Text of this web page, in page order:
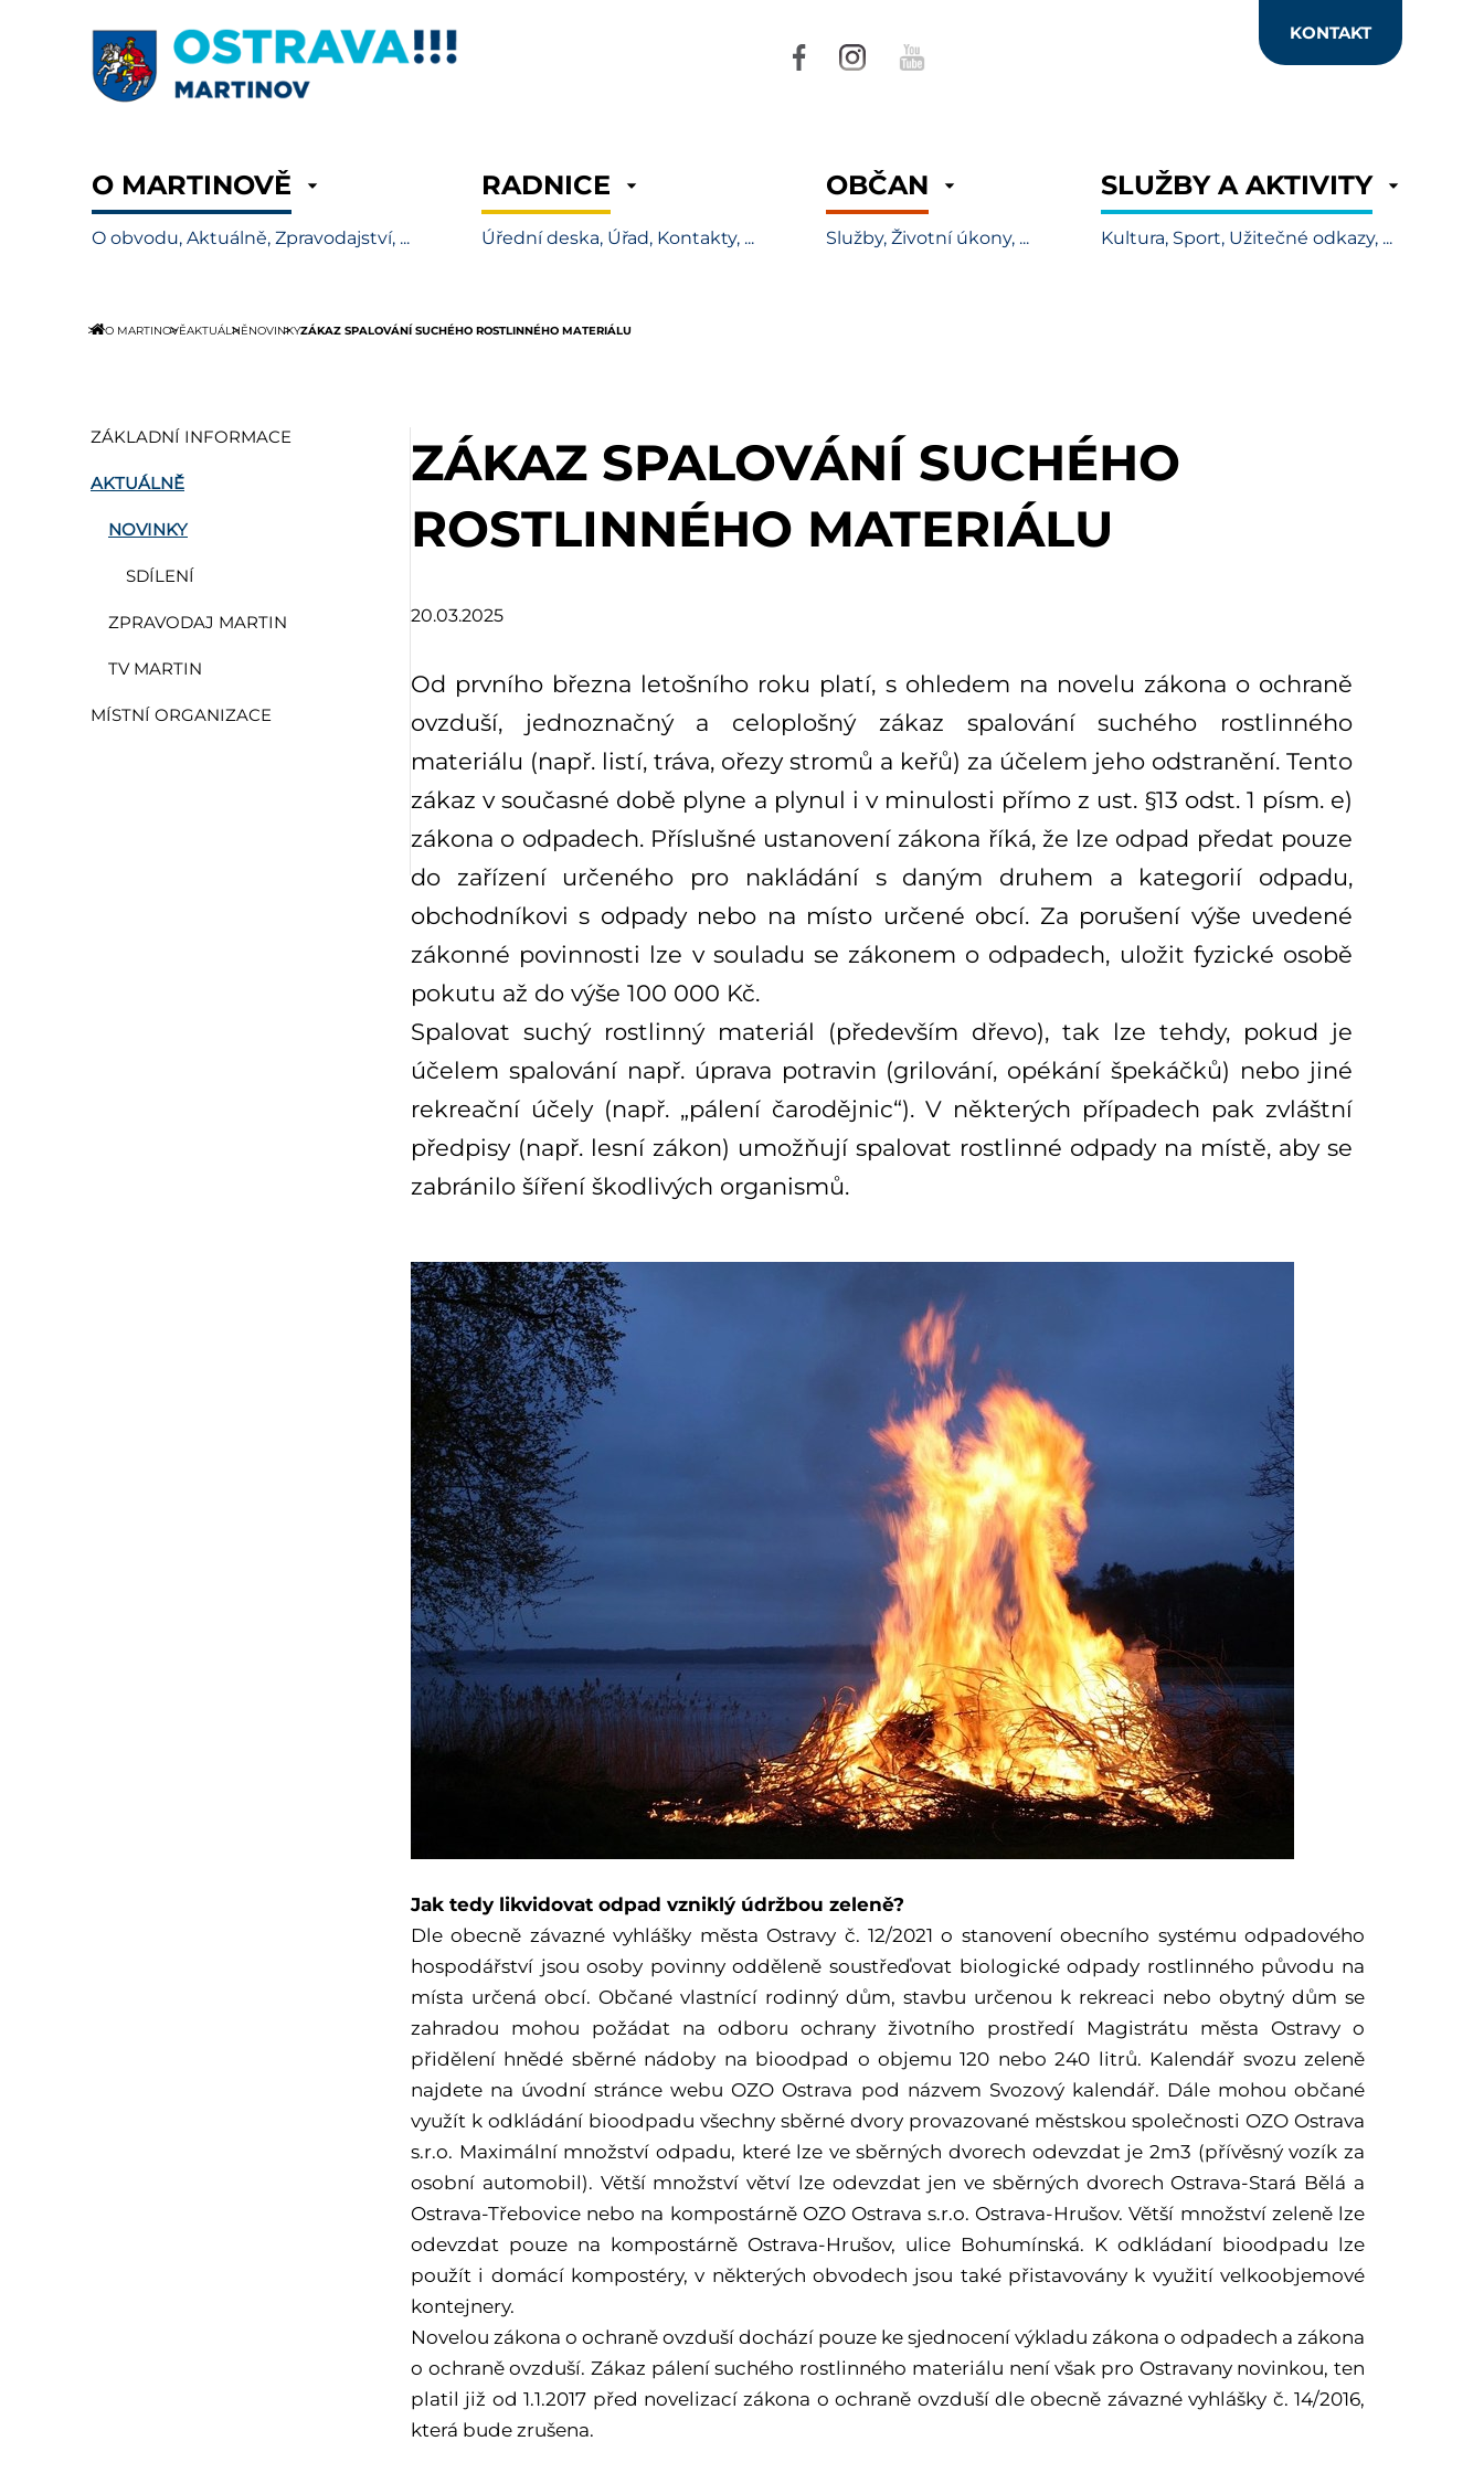
KONTAKT
O MARTINOVĚ
O obvodu, Aktuálně, Zpravodajství, ...
RADNICE
Úřední deska, Úřad, Kontakty, ...
OBČAN
Služby, Životní úkony, ...
SLUŽBY A AKTIVITY
Kultura, Sport, Užitečné odkazy, ...
O MARTINOVĚAKTUÁLNĚNOVINKYZÁKAZ SPALOVÁNÍ SUCHÉHO ROSTLINNÉHO MATERIÁLU
ZÁKLADNÍ INFORMACE
AKTUÁLNĚ
NOVINKY
SDÍLENÍ
ZPRAVODAJ MARTIN
TV MARTIN
MÍSTNÍ ORGANIZACE
ZÁKAZ SPALOVÁNÍ SUCHÉHO
ROSTLINNÉHO MATERIÁLU
20.03.2025
Od prvního března letošního roku platí, s ohledem na novelu zákona o ochraně
ovzduší, jednoznačný a celoplošný zákaz spalování suchého rostlinného
materiálu (např. listí, tráva, ořezy stromů a keřů) za účelem jeho odstranění. Tento
zákaz v současné době plyne a plynul i v minulosti přímo z ust. §13 odst. 1 písm. e)
zákona o odpadech. Příslušné ustanovení zákona říká, že lze odpad předat pouze
do zařízení určeného pro nakládání s daným druhem a kategorií odpadu,
obchodníkovi s odpady nebo na místo určené obcí. Za porušení výše uvedené
zákonné povinnosti lze v souladu se zákonem o odpadech, uložit fyzické osobě
pokutu až do výše 100 000 Kč.
Spalovat suchý rostlinný materiál (především dřevo), tak lze tehdy, pokud je
účelem spalování např. úprava potravin (grilování, opékání špekáčků) nebo jiné
rekreační účely (např. „pálení čarodějnic“). V některých případech pak zvláštní
předpisy (např. lesní zákon) umožňují spalovat rostlinné odpady na místě, aby se
zabránilo šíření škodlivých organismů.
Jak tedy likvidovat odpad vzniklý údržbou zeleně?
Dle obecně závazné vyhlášky města Ostravy č. 12/2021 o stanovení obecního systému odpadového
hospodářství jsou osoby povinny odděleně soustřeďovat biologické odpady rostlinného původu na
místa určená obcí. Občané vlastnící rodinný dům, stavbu určenou k rekreaci nebo obytný dům se
zahradou mohou požádat na odboru ochrany životního prostředí Magistrátu města Ostravy o
přidělení hnědé sběrné nádoby na bioodpad o objemu 120 nebo 240 litrů. Kalendář svozu zeleně
najdete na úvodní stránce webu OZO Ostrava pod názvem Svozový kalendář. Dále mohou občané
využít k odkládání bioodpadu všechny sběrné dvory provazované městskou společnosti OZO Ostrava
s.r.o. Maximální množství odpadu, které lze ve sběrných dvorech odevzdat je 2m3 (přívěsný vozík za
osobní automobil). Větší množství větví lze odevzdat jen ve sběrných dvorech Ostrava-Stará Bělá a
Ostrava-Třebovice nebo na kompostárně OZO Ostrava s.r.o. Ostrava-Hrušov. Větší množství zeleně lze
odevzdat pouze na kompostárně Ostrava-Hrušov, ulice Bohumínská. K odkládaní bioodpadu lze
použít i domácí kompostéry, v některých obvodech jsou také přistavovány k využití velkoobjemové
kontejnery.
Novelou zákona o ochraně ovzduší dochází pouze ke sjednocení výkladu zákona o odpadech a zákona
o ochraně ovzduší. Zákaz pálení suchého rostlinného materiálu není však pro Ostravany novinkou, ten
platil již od 1.1.2017 před novelizací zákona o ochraně ovzduší dle obecně závazné vyhlášky č. 14/2016,
která bude zrušena.